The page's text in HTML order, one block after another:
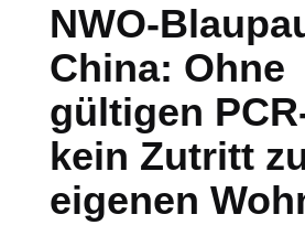
NWO-
China: Ohne
gültigen
kein Zutritt
eigenen